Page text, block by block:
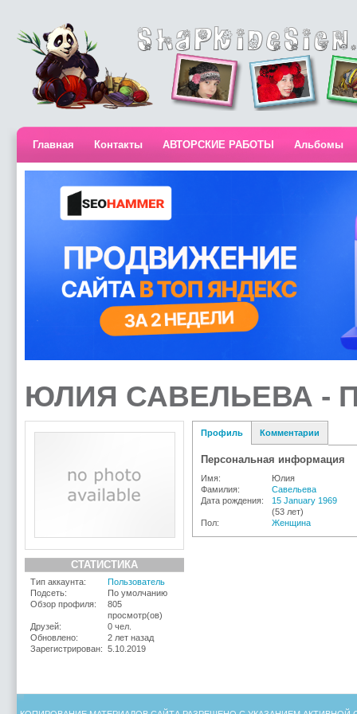
Главная Контакты АВТОРСКИЕ РАБОТЫ Альбомы
ЮЛИЯ САВЕЛЬЕВА -
СТАТИСТИКА
Тип аккаунта:
Пользователь
Подсеть:
По умолчанию
Обзор профиля:
805
просмотр(ов)
Друзей:
0 чел.
Обновлено:
2 лет назад
Зарегистрирован: 5.10.2019
Профиль Комментарии
Персональная информация
Имя:
Юлия
Фамилия:
Савельева
Дата рождения:
15 January 1969
(53 лет)
Пол:
Женщина